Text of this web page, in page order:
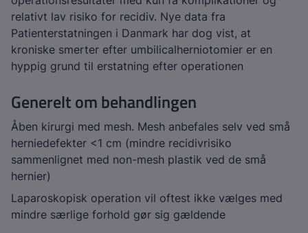
relativt lav risiko for recidiv. Nye data fra
Patienterstatningen i Danmark har dog vist, at
kroniske smerter efter umbilicalherniotomier er en
hyppig grund til erstatning efter operationen
Generelt om behandlingen
Åben kirurgi med mesh. Mesh anbefales selv ved små
herniedefekter <1 cm (mindre recidivrisiko
sammenlignet med non-mesh plastik ved de små
hernier)
Laparoskopisk operation vil oftest ikke vælges med
mindre særlige forhold gør sig gældende